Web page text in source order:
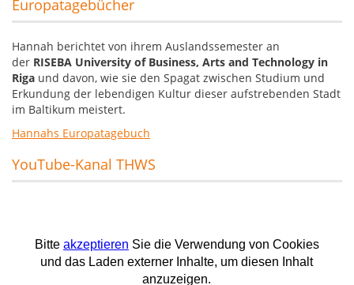
Europatagebücher
Hannah berichtet von ihrem Auslandssemester an
der RISEBA University of Business, Arts and Technology in
Riga und davon, wie sie den Spagat zwischen Studium und
Erkundung der lebendigen Kultur dieser aufstrebenden Stadt
im Baltikum meistert.
Hannahs Europatagebuch
YouTube-Kanal THWS